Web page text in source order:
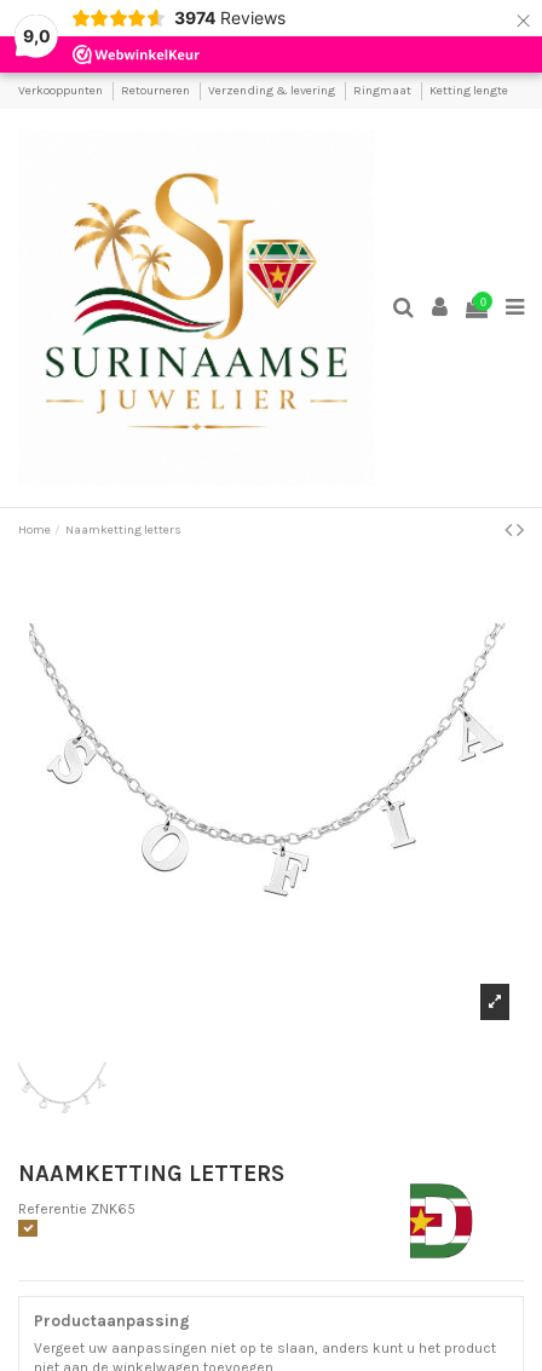
9,0
3974 Reviews ×
Verkooppunten Retourneren Verzending & levering Ringmaat Ketting lengte
0
Home Naamketting letters
NAAMKETTING LETTERS
Referentie ZNK65
Productaanpassing
Vergeet uw aanpassingen niet op te slaan, anders kunt u het product